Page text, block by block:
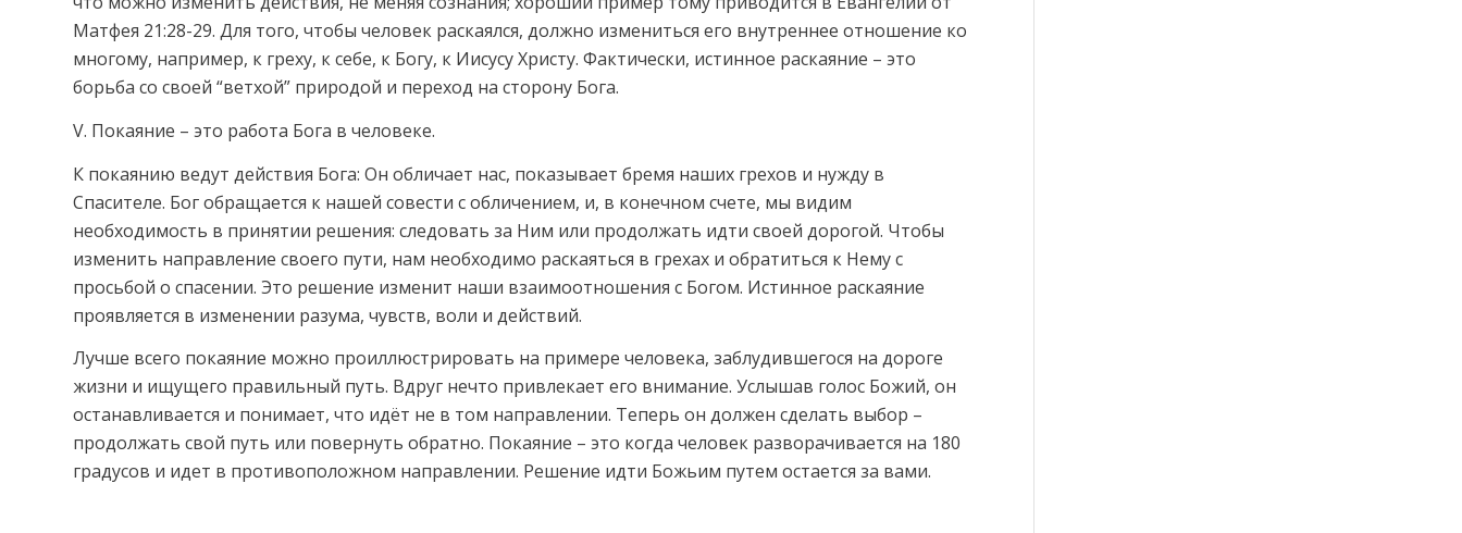
Матфея 21:28-29. Для того, чтобы человек раскаялся, должно измениться его внутреннее отношение ко
многому, например, к греху, к себе, к Богу, к Иисусу Христу. Фактически, истинное раскаяние – это
борьба со своей “ветхой” природой и переход на сторону Бога.
V. Покаяние – это работа Бога в человеке.
К покаянию ведут действия Бога: Он обличает нас, показывает бремя наших грехов и нужду в
Спасителе. Бог обращается к нашей совести с обличением, и, в конечном счете, мы видим
необходимость в принятии решения: следовать за Ним или продолжать идти своей дорогой. Чтобы
изменить направление своего пути, нам необходимо раскаяться в грехах и обратиться к Нему с
просьбой о спасении. Это решение изменит наши взаимоотношения с Богом. Истинное раскаяние
проявляется в изменении разума, чувств, воли и действий.
Лучше всего покаяние можно проиллюстрировать на примере человека, заблудившегося на дороге
жизни и ищущего правильный путь. Вдруг нечто привлекает его внимание. Услышав голос Божий, он
останавливается и понимает, что идёт не в том направлении. Теперь он должен сделать выбор –
продолжать свой путь или повернуть обратно. Покаяние – это когда человек разворачивается на 180
градусов и идет в противоположном направлении. Решение идти Божьим путем остается за вами.